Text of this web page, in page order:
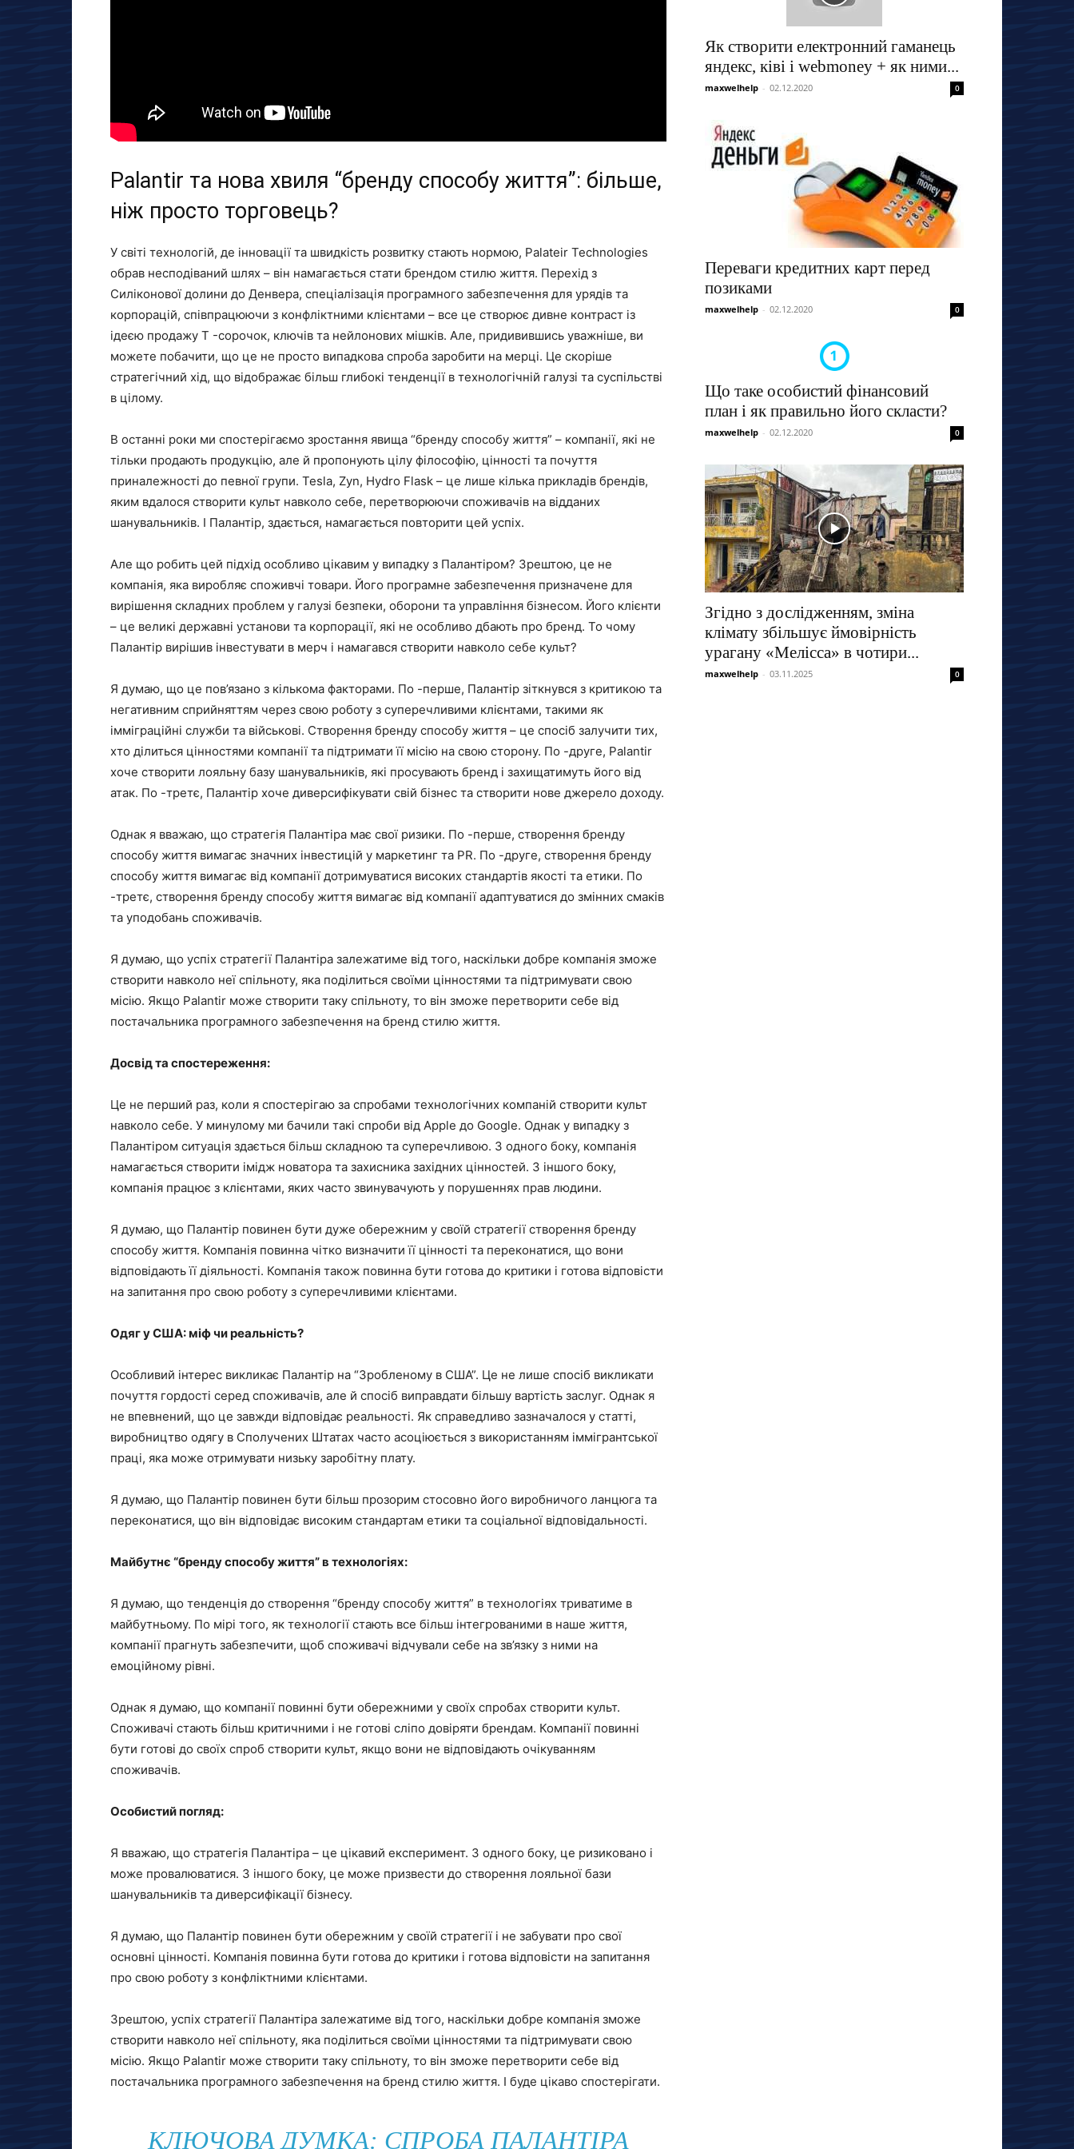
Palantir та нова хвиля “бренду способу життя”: більше,
ніж просто торговець?
У світі технологій, де інновації та швидкість розвитку стають нормою, Palateir Technologies
обрав несподіваний шлях – він намагається стати брендом стилю життя. Перехід з
Силіконової долини до Денвера, спеціалізація програмного забезпечення для урядів та
корпорацій, співпрацюючи з конфліктними клієнтами – все це створює дивне контраст із
ідеєю продажу T -сорочок, ключів та нейлонових мішків. Але, придивившись уважніше, ви
можете побачити, що це не просто випадкова спроба заробити на мерці. Це скоріше
стратегічний хід, що відображає більш глибокі тенденції в технологічній галузі та суспільстві
в цілому.
В останні роки ми спостерігаємо зростання явища “бренду способу життя” – компанії, які не
тільки продають продукцію, але й пропонують цілу філософію, цінності та почуття
приналежності до певної групи. Tesla, Zyn, Hydro Flask – це лише кілька прикладів брендів,
яким вдалося створити культ навколо себе, перетворюючи споживачів на відданих
шанувальників. І Палантір, здається, намагається повторити цей успіх.
Але що робить цей підхід особливо цікавим у випадку з Палантіром? Зрештою, це не
компанія, яка виробляє споживчі товари. Його програмне забезпечення призначене для
вирішення складних проблем у галузі безпеки, оборони та управління бізнесом. Його клієнти
– це великі державні установи та корпорації, які не особливо дбають про бренд. То чому
Палантір вирішив інвестувати в мерч і намагався створити навколо себе культ?
Я думаю, що це пов’язано з кількома факторами. По -перше, Палантір зіткнувся з критикою та
негативним сприйняттям через свою роботу з суперечливими клієнтами, такими як
імміграційні служби та військові. Створення бренду способу життя – це спосіб залучити тих,
хто ділиться цінностями компанії та підтримати її місію на свою сторону. По -друге, Palantir
хоче створити лояльну базу шанувальників, які просувають бренд і захищатимуть його від
атак. По -третє, Палантір хоче диверсифікувати свій бізнес та створити нове джерело доходу.
Однак я вважаю, що стратегія Палантіра має свої ризики. По -перше, створення бренду
способу життя вимагає значних інвестицій у маркетинг та PR. По -друге, створення бренду
способу життя вимагає від компанії дотримуватися високих стандартів якості та етики. По
-третє, створення бренду способу життя вимагає від компанії адаптуватися до змінних смаків
та уподобань споживачів.
Я думаю, що успіх стратегії Палантіра залежатиме від того, наскільки добре компанія зможе
створити навколо неї спільноту, яка поділиться своїми цінностями та підтримувати свою
місію. Якщо Palantir може створити таку спільноту, то він зможе перетворити себе від
постачальника програмного забезпечення на бренд стилю життя.
Досвід та спостереження:
Це не перший раз, коли я спостерігаю за спробами технологічних компаній створити культ
навколо себе. У минулому ми бачили такі спроби від Apple до Google. Однак у випадку з
Палантіром ситуація здається більш складною та суперечливою. З одного боку, компанія
намагається створити імідж новатора та захисника західних цінностей. З іншого боку,
компанія працює з клієнтами, яких часто звинувачують у порушеннях прав людини.
Я думаю, що Палантір повинен бути дуже обережним у своїй стратегії створення бренду
способу життя. Компанія повинна чітко визначити її цінності та переконатися, що вони
відповідають її діяльності. Компанія також повинна бути готова до критики і готова відповісти
на запитання про свою роботу з суперечливими клієнтами.
Одяг у США: міф чи реальність?
Особливий інтерес викликає Палантір на “Зробленому в США”. Це не лише спосіб викликати
почуття гордості серед споживачів, але й спосіб виправдати більшу вартість заслуг. Однак я
не впевнений, що це завжди відповідає реальності. Як справедливо зазначалося у статті,
виробництво одягу в Сполучених Штатах часто асоціюється з використанням іммігрантської
праці, яка може отримувати низьку заробітну плату.
Я думаю, що Палантір повинен бути більш прозорим стосовно його виробничого ланцюга та
переконатися, що він відповідає високим стандартам етики та соціальної відповідальності.
Майбутнє “бренду способу життя” в технологіях:
Я думаю, що тенденція до створення “бренду способу життя” в технологіях триватиме в
майбутньому. По мірі того, як технології стають все більш інтегрованими в наше життя,
компанії прагнуть забезпечити, щоб споживачі відчували себе на зв’язку з ними на
емоційному рівні.
Однак я думаю, що компанії повинні бути обережними у своїх спробах створити культ.
Споживачі стають більш критичними і не готові сліпо довіряти брендам. Компанії повинні
бути готові до своїх спроб створити культ, якщо вони не відповідають очікуванням
споживачів.
Особистий погляд:
Я вважаю, що стратегія Палантіра – це цікавий експеримент. З одного боку, це ризиковано і
може провалюватися. З іншого боку, це може призвести до створення лояльної бази
шанувальників та диверсифікації бізнесу.
Я думаю, що Палантір повинен бути обережним у своїй стратегії і не забувати про свої
основні цінності. Компанія повинна бути готова до критики і готова відповісти на запитання
про свою роботу з конфліктними клієнтами.
Зрештою, успіх стратегії Палантіра залежатиме від того, наскільки добре компанія зможе
створити навколо неї спільноту, яка поділиться своїми цінностями та підтримувати свою
місію. Якщо Palantir може створити таку спільноту, то він зможе перетворити себе від
постачальника програмного забезпечення на бренд стилю життя. І буде цікаво спостерігати.
КЛЮЧОВА ДУМКА: СПРОБА ПАЛАНТІРА
Як створити електронний гаманець
яндекс, ківі і webmoney + як ними...
maxwelhelp - 02.12.2020 0
Переваги кредитних карт перед
позиками
maxwelhelp - 02.12.2020 0
Що таке особистий фінансовий
план і як правильно його скласти?
maxwelhelp - 02.12.2020 0
Згідно з дослідженням, зміна
клімату збільшує ймовірність
урагану «Мелісса» в чотири...
maxwelhelp - 03.11.2025 0